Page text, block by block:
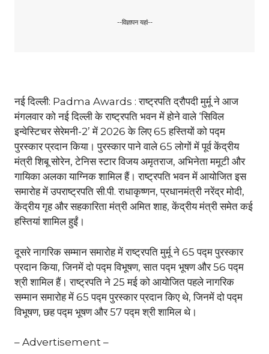
--विज्ञापन यहां--
नई दिल्ली: Padma Awards : राष्ट्रपति द्रौपदी मुर्मू ने आज
मंगलवार को नई दिल्ली के राष्ट्रपति भवन में होने वाले ‘सिविल
इन्वेस्टिचर सेरेमनी-2’ में 2026 के लिए 65 हस्तियों को पद्म
पुरस्कार प्रदान किया। पुरस्कार पाने वाले 65 लोगों में पूर्व केंद्रीय
मंत्री शिबू सोरेन, टेनिस स्टार विजय अमृतराज, अभिनेता ममूटी और
गायिका अलका याग्निक शामिल हैं। राष्ट्रपति भवन में आयोजित इस
समारोह में उपराष्ट्रपति सी.पी. राधाकृष्णन, प्रधानमंत्री नरेंद्र मोदी,
केंद्रीय गृह और सहकारिता मंत्री अमित शाह, केंद्रीय मंत्री समेत कई
हस्तियां शामिल हुईं।
दूसरे नागरिक सम्मान समारोह में राष्ट्रपति मुर्मू ने 65 पद्म पुरस्कार
प्रदान किया, जिनमें दो पद्म विभूषण, सात पद्म भूषण और 56 पद्म
श्री शामिल हैं। राष्ट्रपति ने 25 मई को आयोजित पहले नागरिक
सम्मान समारोह में 65 पद्म पुरस्कार प्रदान किए थे, जिनमें दो पद्म
विभूषण, छह पद्म भूषण और 57 पद्म श्री शामिल थे।
– Advertisement –